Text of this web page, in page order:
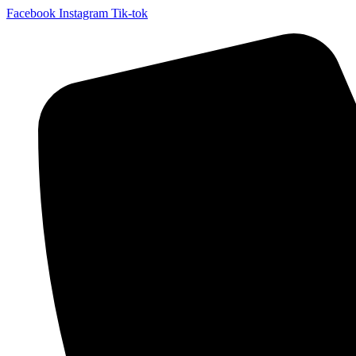
Facebook Instagram Tik-tok